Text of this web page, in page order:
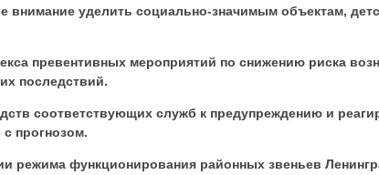
внимание уделить социально-значимым объектам,
превентивных мероприятий по снижению риска
последствий.
соответствующих служб к предупреждению и
прогнозом.
режима функционирования районных звеньев